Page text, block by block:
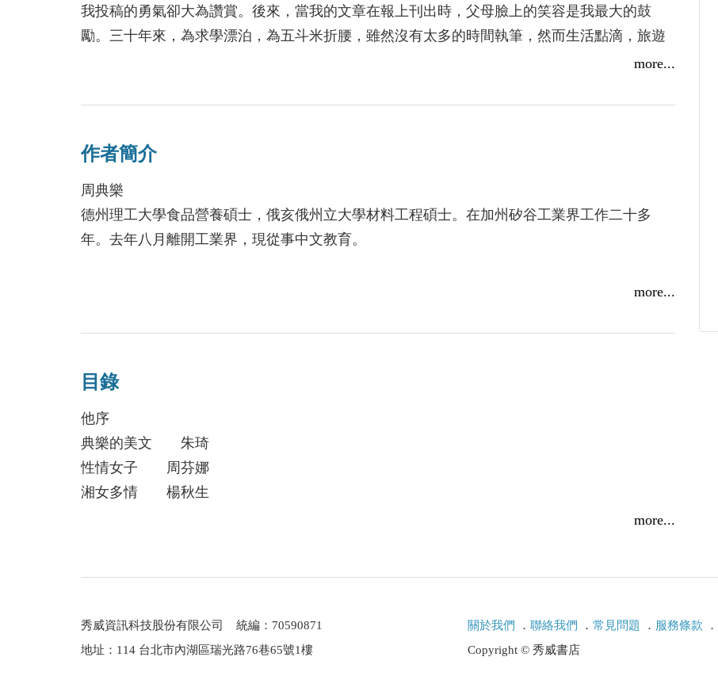
我投稿的勇氣卻大為讚賞。後來，當我的文章在報上刊出時，父母臉上的笑容是我最大的鼓
勵。三十年來，為求學漂泊，為五斗米折腰，雖然沒有太多的時間執筆，然而生活點滴，旅遊
more...
作者簡介
周典樂
德州理工大學食品營養碩士，俄亥俄州立大學材料工程碩士。在加州矽谷工業界工作二十多
年。去年八月離開工業界，現從事中文教育。
自幼在母親施秀芳女士督促下背古文，隨父親周伯達先生學習寫作。作品曾發表於《中央日more...
目錄
他序
典樂的美文 朱琦
性情女子 周芬娜
湘女多情 楊秋生
more...
秀威資訊科技股份有限公司 統編：70590871
地址：114 台北市內湖區瑞光路76巷65號1樓
關於我們 ． 聯絡我們 ． 常見問題 ． 服務條款 ．
Copyright © 秀威書店